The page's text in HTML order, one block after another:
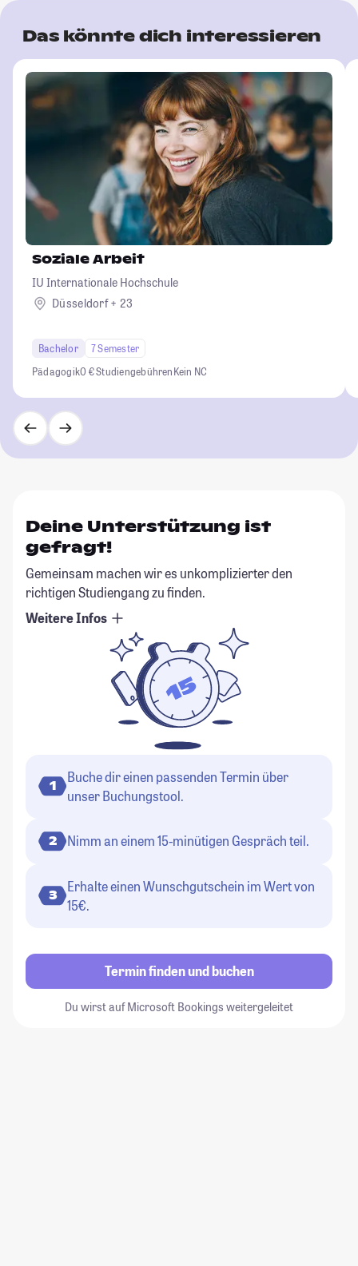
Das könnte dich interessieren
Soziale Arbeit
IU Internationale Hochschule
Düsseldorf + 23
Bachelor
7 Semester
Pädagogik0 € StudiengebührenKein NC
Deine Unterstützung ist
gefragt!
Gemeinsam machen wir es unkomplizierter den
richtigen Studiengang zu finden.
Weitere Infos
1
Buche dir einen passenden Termin über
unser Buchungstool.
2 Nimm an einem 15-minütigen Gespräch teil.
3
Erhalte einen Wunschgutschein im Wert von
15€.
Termin finden und buchen
Du wirst auf Microsoft Bookings weitergeleitet